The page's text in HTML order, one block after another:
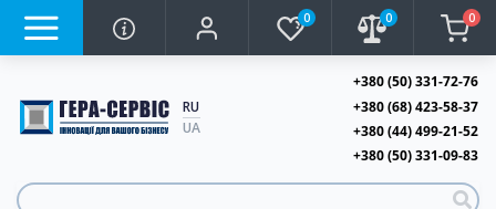
0 0 0
RU
UA
+380 (50) 331-72-76
+380 (68) 423-58-37
+380 (44) 499-21-52
+380 (50) 331-09-83